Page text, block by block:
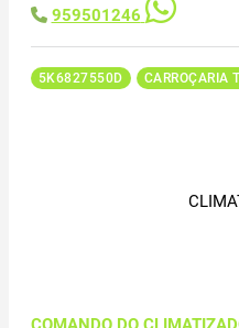
959501246
5K6827550D CARROÇARIA